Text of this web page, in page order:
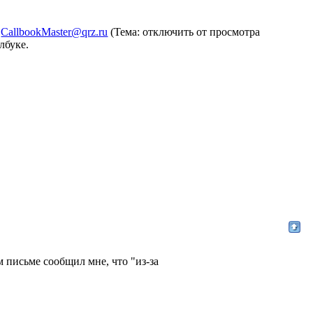
CallbookMaster@qrz.ru (Тема: отключить от просмотра
сообщил мне, что "из-за